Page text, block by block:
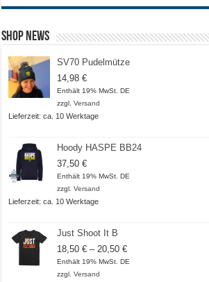
Shop News
SV70 Pudelmütze
14,98€
Enthält 19% MwSt. DE
zzgl.Versand
Lieferzeit: ca. 10 Werktage
Hoody HASPE BB24
37,50€
Enthält 19% MwSt. DE
zzgl.Versand
Lieferzeit: ca. 10 Werktage
Just Shoot It B
18,50€ –20,50€Preisspanne:
18,50 €
Enthält 19% MwSt. DE
zzgl.Versand